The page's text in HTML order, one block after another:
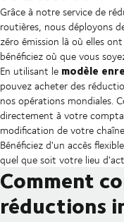
Grâce à notre service de
routières, nous déployons
zéro émission là où elles
bénéficiez où que vous
En utilisant le modèle
pouvez acheter des
nos opérations mondiales.
directement à votre
modification de votre
Bénéficiez d'un accès
quel que soit votre lieu
Comment
réductions